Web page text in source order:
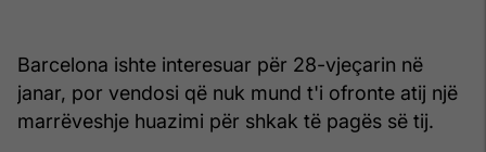
Barcelona ishte interesuar për 28-vjeçarin në
janar, por vendosi që nuk mund t'i ofronte atij një
marrëveshje huazimi për shkak të pagës së tij.